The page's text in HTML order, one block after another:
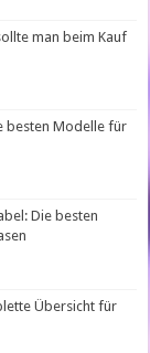
man beim Kauf
besten Modelle für
Die besten
Übersicht für